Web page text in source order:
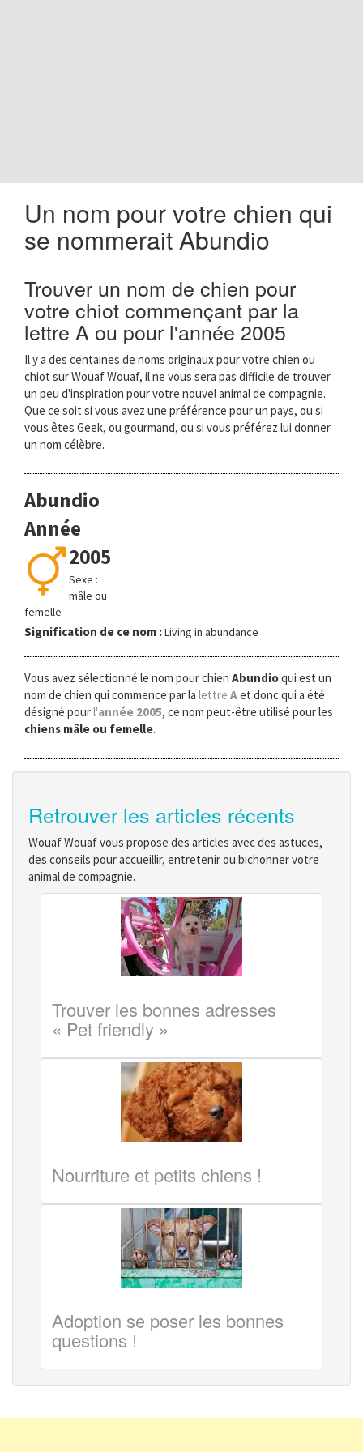
Un nom pour votre chien qui
se nommerait Abundio
Trouver un nom de chien pour
votre chiot commençant par la
lettre A ou pour l'année 2005
Il y a des centaines de noms originaux pour votre chien ou
chiot sur Wouaf Wouaf, il ne vous sera pas difficile de trouver
un peu d'inspiration pour votre nouvel animal de compagnie.
Que ce soit si vous avez une préférence pour un pays, ou si
vous êtes Geek, ou gourmand, ou si vous préférez lui donner
un nom célèbre.
Abundio
Année
2005
Sexe :
mâle ou
femelle
Signification de ce nom :Living in abundance
Vous avez sélectionné le nom pour chien Abundioqui est un
nom de chien qui commence par la lettre Aet donc qui a été
désigné pourl'année 2005, ce nom peut-être utilisé pour les
chiens mâle ou femelle.
Retrouver les articles récents
Wouaf Wouaf vous propose des articles avec des astuces,
des conseils pour accueillir, entretenir ou bichonner votre
animal de compagnie.
Trouver les bonnes adresses
« Pet friendly »
Nourriture et petits chiens !
Adoption se poser les bonnes
questions !